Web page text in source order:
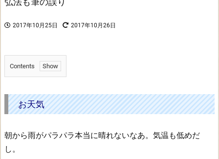
2017年10月25日 2017年10月26日
Contents
1.
天
気
お
仕
お天気
朝から雨がパラパラ本当に晴れないなあ。気温も低めだ
し。